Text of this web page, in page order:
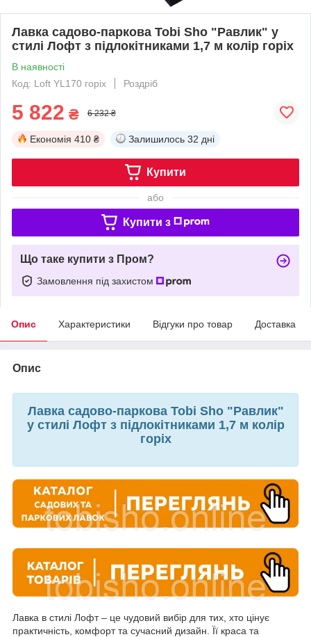
Лавка садово-паркова Tobi Sho "Равлик" у
стилі Лофт з підлокітниками 1,7 м колір горіх
В наявності
Код: Loft YL170 горіх
Роздріб
5 822 ₴ 6 232 ₴
Економія 410 ₴ Залишилось 32 дні
Купити
або
Купити з
Що таке купити з Пром?
Замовлення під захистом
Опис Характеристики Відгуки про товар Доставка
Опис
Лавка садово-паркова Tobi Sho "Равлик"
у стилі Лофт з підлокітниками 1,7 м колір
горіх
Лавка в стилі Лофт – це чудовий вибір для тих, хто цінує
практичність, комфорт та сучасний дизайн. Її краса та